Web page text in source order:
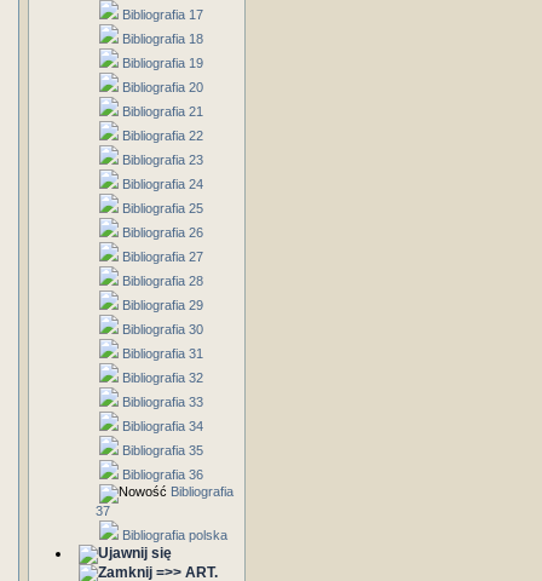
Bibliografia 17
Bibliografia 18
Bibliografia 19
Bibliografia 20
Bibliografia 21
Bibliografia 22
Bibliografia 23
Bibliografia 24
Bibliografia 25
Bibliografia 26
Bibliografia 27
Bibliografia 28
Bibliografia 29
Bibliografia 30
Bibliografia 31
Bibliografia 32
Bibliografia 33
Bibliografia 34
Bibliografia 35
Bibliografia 36
Bibliografia
37
Bibliografia polska
=>> ART.